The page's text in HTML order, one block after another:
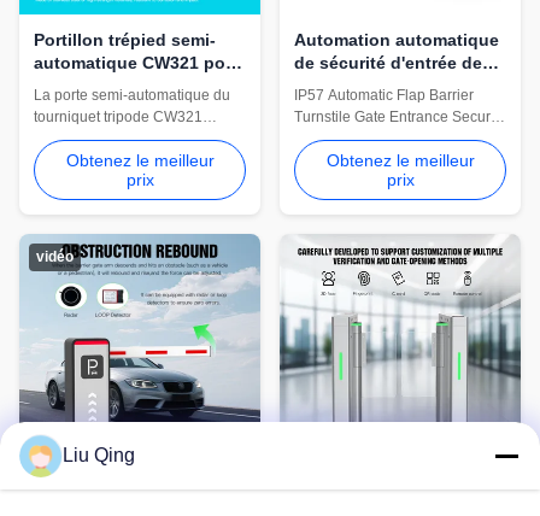
Portillon trépied semi-
automatique CW321 pour
l'accès aux usines et
chantiers de
La porte semi-automatique du
tourniquet tripode CW321
comprend une armoire en acier
inoxydable 304, un passage de
550 mm et un débit de 30 à 40
personnes/min. Il prend en
QR, visage et empreinte digitale
pour les usines, les écoles et les
chantiers de construction.
Obtenez le meilleur
prix
Automation automatique
de sécurité d'entrée de
porte de tourniquet de
barrière de l'aileron IP57
IP57 Automatic Flap Barrier
Turnstile Gate Entrance Security
Automation Cw501 Intelligent
octagonal inclined plane wing
turnstile, use TC CPU chip, DC
brushed motor, 3 pairs of
life and high stability, high
efficiency and anti-tailing,
support various IC/ID card ...
Obtenez le meilleur
prix
vidéo
Liu Qing